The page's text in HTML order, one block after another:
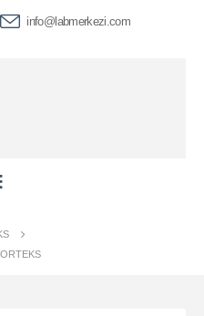
info@labmerkezi.com